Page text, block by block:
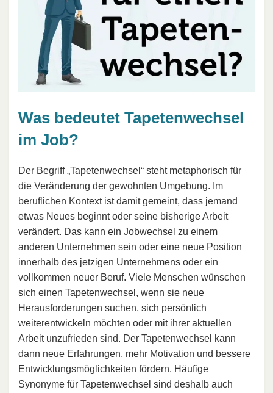
Was bedeutet Tapetenwechsel
im Job?
Der Begriff „Tapetenwechsel“ steht metaphorisch für
die Veränderung der gewohnten Umgebung. Im
beruflichen Kontext ist damit gemeint, dass jemand
etwas Neues beginnt oder seine bisherige Arbeit
verändert. Das kann ein Jobwechsel zu einem
anderen Unternehmen sein oder eine neue Position
innerhalb des jetzigen Unternehmens oder ein
vollkommen neuer Beruf. Viele Menschen wünschen
sich einen Tapetenwechsel, wenn sie neue
Herausforderungen suchen, sich persönlich
weiterentwickeln möchten oder mit ihrer aktuellen
Arbeit unzufrieden sind. Der Tapetenwechsel kann
dann neue Erfahrungen, mehr Motivation und bessere
Entwicklungsmöglichkeiten fördern. Häufige
Synonyme für Tapetenwechsel sind deshalb auch